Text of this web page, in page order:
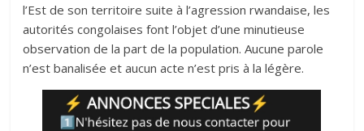
l’Est de son territoire suite à l’agression rwandaise, les
autorités congolaises font l’objet d’une minutieuse
observation de la part de la population. ‎Aucune parole
n’est banalisée et aucun acte n’est pris à la légère.‎